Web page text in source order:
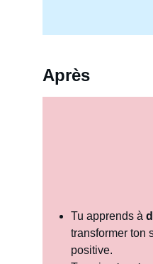
Tu apprends à
transformer ton
positive.
Après